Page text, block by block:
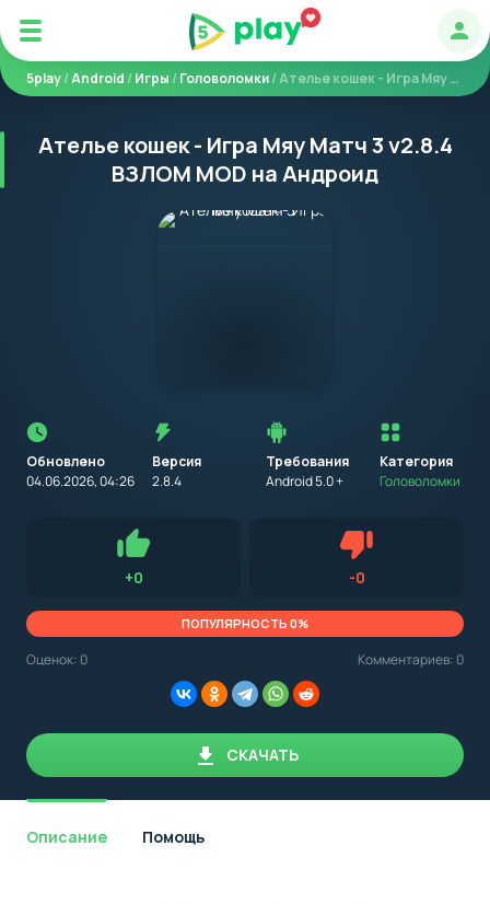
5play/Android /Игры /Головоломки/ Ателье кошек - Игра Мяу Матч 3
Ателье кошек - Игра Мяу Матч 3 v2.8.4
ВЗЛОМ MOD на Андроид
Обновлено
04.06.2026, 04:26
Версия
2.8.4
Требования
Android 5.0 +
установкой
приложения
на
устройство
с
указываем
минимальные
необходимые
Категория
Головоломки
обращать внимание на установленную версию Android
OS. Мы указываем минимально необходимую версию для
+0Нравится -0Не нравится
ПОПУЛЯРНОСТЬ 0%
Оценок: 0 Комментариев: 0
СКАЧАТЬ
Описание Помощь